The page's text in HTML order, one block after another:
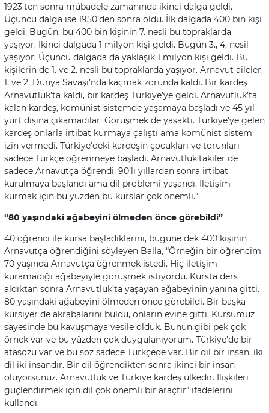
1923’ten sonra mübadele zamanında ikinci dalga geldi.
Üçüncü dalga ise 1950’den sonra oldu. İlk dalgada 400 bin kişi
geldi. Bugün, bu 400 bin kişinin 7. nesli bu topraklarda
yaşıyor. İkinci dalgada 1 milyon kişi geldi. Bugün 3., 4. nesil
yaşıyor. Üçüncü dalgada da yaklaşık 1 milyon kişi geldi. Bu
kişilerin de 1. ve 2. nesli bu topraklarda yaşıyor. Arnavut aileler,
1. ve 2. Dünya Savaşı’nda kaçmak zorunda kaldı. Bir kardeş
Arnavutluk’ta kaldı, bir kardeş Türkiye’ye geldi. Arnavutluk’ta
kalan kardeş, komünist sistemde yaşamaya başladı ve 45 yıl
yurt dışına çıkamadılar. Görüşmek de yasaktı. Türkiye’ye gelen
kardeş onlarla irtibat kurmaya çalıştı ama komünist sistem
izin vermedi. Türkiye’deki kardeşin çocukları ve torunları
sadece Türkçe öğrenmeye başladı. Arnavutluk’takiler de
sadece Arnavutça öğrendi. 90’lı yıllardan sonra irtibat
kurulmaya başlandı ama dil problemi yaşandı. İletişim
kurmak için bu yüzden bu kurslar çok önemli.”
“80 yaşındaki ağabeyini ölmeden önce görebildi”
40 öğrenci ile kursa başladıklarını, bugüne dek 400 kişinin
Arnavutça öğrendiğini söyleyen Balla, “Örneğin bir öğrencim
70 yaşında Arnavutça öğrenmek istedi. Hiç iletişim
kuramadığı ağabeyiyle görüşmek istiyordu. Kursta ders
aldıktan sonra Arnavutluk’ta yaşayan ağabeyinin yanına gitti.
80 yaşındaki ağabeyini ölmeden önce görebildi. Bir başka
kursiyer de akrabalarını buldu, onların evine gitti. Kursumuz
sayesinde bu kavuşmaya vesile olduk. Bunun gibi pek çok
örnek var ve bu yüzden çok duygulanıyorum. Türkiye’de bir
atasözü var ve bu söz sadece Türkçede var. Bir dil bir insan, iki
dil iki insandır. Bir dil öğrendikten sonra ikinci bir insan
oluyorsunuz. Arnavutluk ve Türkiye kardeş ülkedir. İlişkileri
güçlendirmek için dil çok önemli bir araçtır” ifadelerini
kullandı.